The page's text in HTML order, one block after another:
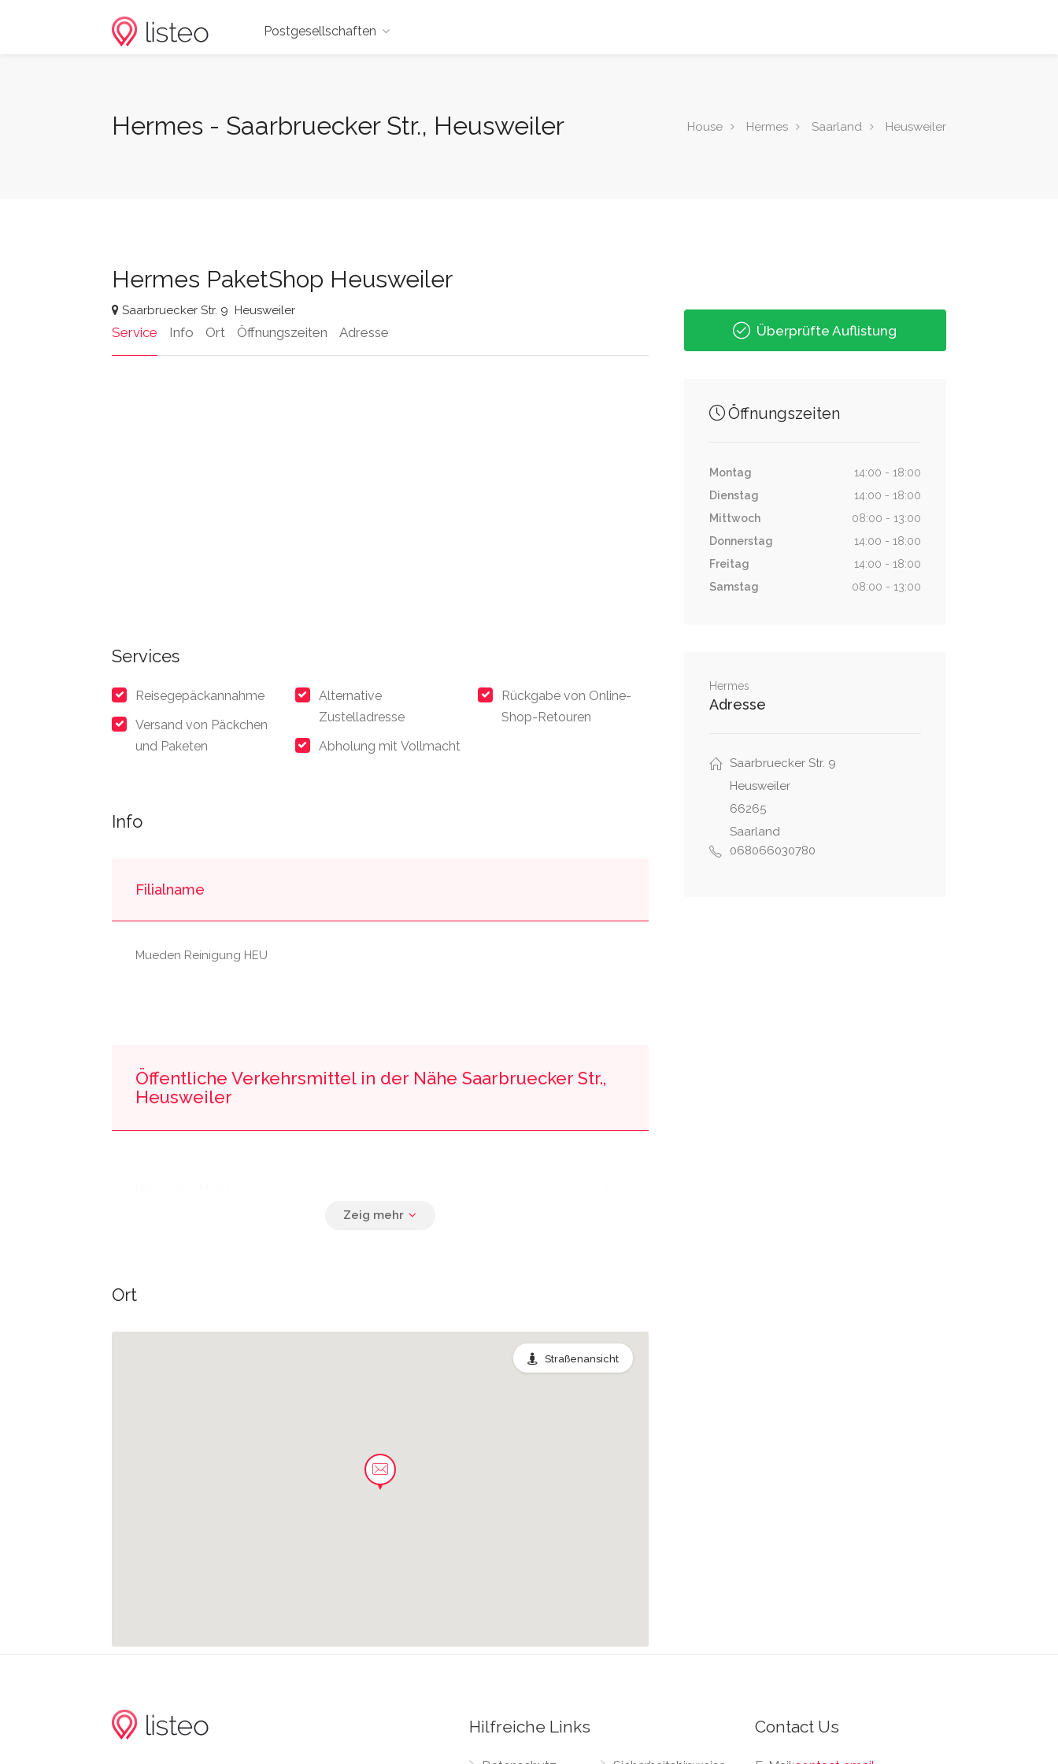
Postgesellschaften
Hermes - Saarbruecker Str., Heusweiler House Hermes Saarland Heusweiler
Hermes PaketShop Heusweiler
Saarbruecker Str. 9 Heusweiler
Service Info Ort Öffnungszeiten Adresse
Services
Reisegepäckannahme
Versand von Päckchen
und Paketen
Alternative
Zustelladresse
Abholung mit Vollmacht
Rückgabe von Online-
Shop-Retouren
Info
Filialname
Mueden Reinigung HEU
Öffentliche Verkehrsmittel in der Nähe Saarbruecker Str.,
Heusweiler
Heusweiler Markt B 0.01 km
Ort
Straßenansicht
Überprüfte Auflistung
Öffnungszeiten
Montag
14:00 - 18:00
Dienstag
14:00 - 18:00
Mittwoch
08:00 - 13:00
Donnerstag
14:00 - 18:00
Freitag
14:00 - 18:00
Samstag
08:00 - 13:00
Hermes
Adresse
Saarbruecker Str. 9
Heusweiler
66265
Saarland
068066030780
Hilfreiche Links Contact Us